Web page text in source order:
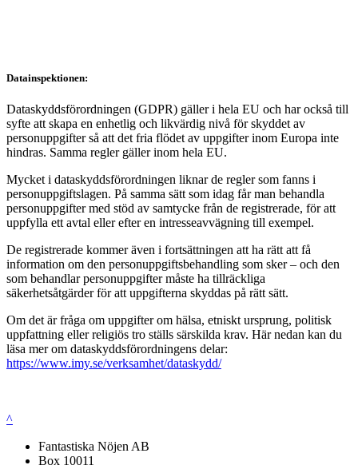
Datainspektionen:
Dataskyddsförordningen (GDPR) gäller i hela EU och har också till
syfte att skapa en enhetlig och likvärdig nivå för skyddet av
personuppgifter så att det fria flödet av uppgifter inom Europa inte
hindras. Samma regler gäller inom hela EU.
Mycket i dataskyddsförordningen liknar de regler som fanns i
personuppgiftslagen. På samma sätt som idag får man behandla
personuppgifter med stöd av samtycke från de registrerade, för att
uppfylla ett avtal eller efter en intresseavvägning till exempel.
De registrerade kommer även i fortsättningen att ha rätt att få
information om den personuppgiftsbehandling som sker – och den
som behandlar personuppgifter måste ha tillräckliga
säkerhetsåtgärder för att uppgifterna skyddas på rätt sätt.
Om det är fråga om uppgifter om hälsa, etniskt ursprung, politisk
uppfattning eller religiös tro ställs särskilda krav. Här nedan kan du
läsa mer om dataskyddsförordningens delar:
https://www.imy.se/verksamhet/dataskydd/
^
Fantastiska Nöjen AB
Box 10011